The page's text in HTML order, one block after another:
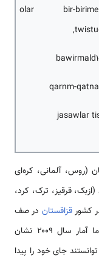
olar bir-
qarnm-
(روس، آلمانی، کره‌ای
قرقیز، ترک، کرد،
قزاقستان در صف
بودند. اما آمار سال ۲۰۰۹ نشان
جای خود را پیدا